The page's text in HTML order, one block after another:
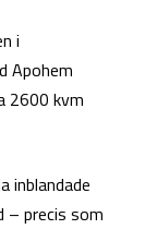
i
Apohem
2600 kvm
inblandade
– precis som